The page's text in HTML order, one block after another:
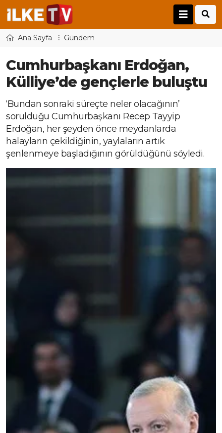
Ana Sayfa Gündem
Cumhurbaşkanı Erdoğan,
Külliye’de gençlerle buluştu
‘Bundan sonraki süreçte neler olacağının’
sorulduğu Cumhurbaşkanı Recep Tayyip
Erdoğan, her şeyden önce meydanlarda
halayların çekildiğinin, yaylaların artık
şenlenmeye başladığının görüldüğünü söyledi.